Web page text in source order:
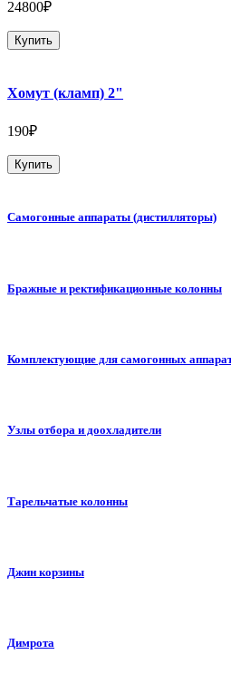
24800₽
Купить
Хомут (кламп) 2"
190₽
Купить
Самогонные аппараты (дистилляторы)
Бражные и ректификационные колонны
Комплектующие для самогонных
Узлы отбора и доохладители
Тарельчатые колонны
Джин корзины
Димрота